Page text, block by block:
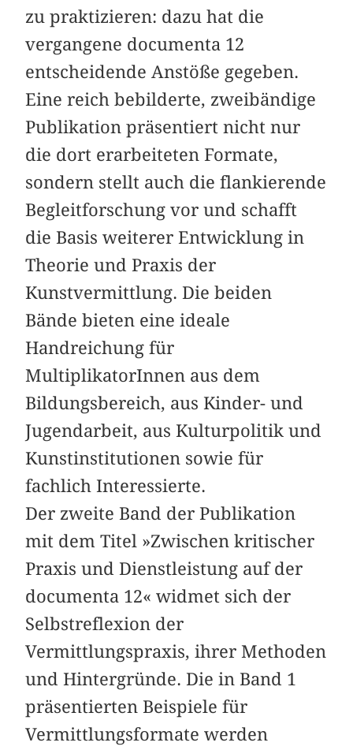
zu praktizieren: dazu hat die
vergangene documenta 12
entscheidende Anstöße gegeben.
Eine reich bebilderte, zweibändige
Publikation präsentiert nicht nur
die dort erarbeiteten Formate,
sondern stellt auch die flankierende
Begleitforschung vor und schafft
die Basis weiterer Entwicklung in
Theorie und Praxis der
Kunstvermittlung. Die beiden
Bände bieten eine ideale
Handreichung für
MultiplikatorInnen aus dem
Bildungsbereich, aus Kinder- und
Jugendarbeit, aus Kulturpolitik und
Kunstinstitutionen sowie für
fachlich Interessierte.
Der zweite Band der Publikation
mit dem Titel »Zwischen kritischer
Praxis und Dienstleistung auf der
documenta 12« widmet sich der
Selbstreflexion der
Vermittlungspraxis, ihrer Methoden
und Hintergründe. Die in Band 1
präsentierten Beispiele für
Vermittlungsformate werden